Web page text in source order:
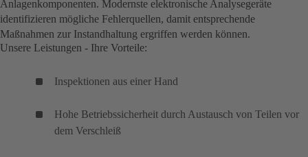
Anlagenkomponenten. Modernste elektronische Analysegeräte
identifizieren mögliche Fehlerquellen, damit entsprechende
Maßnahmen zur Instandhaltung ergriffen werden können.
Unsere Leistungen - Ihre Vorteile:
Inspektionen aus einer Hand
Hohe Betriebssicherheit durch Austausch von Teilen vor
dem Verschleiß